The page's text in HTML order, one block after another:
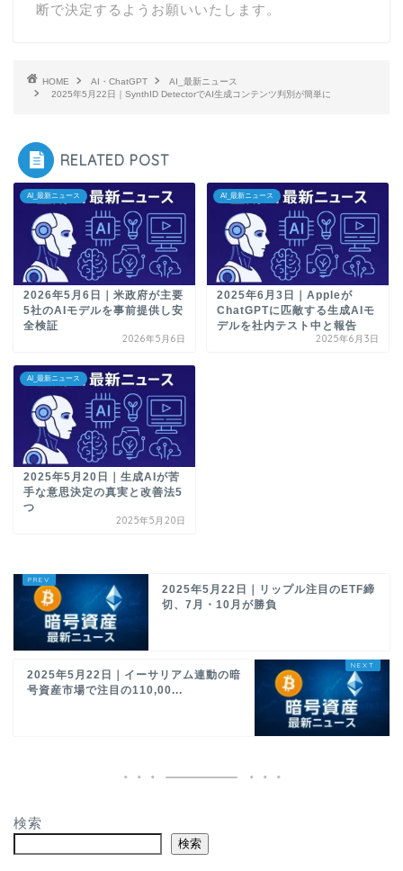
断で決定するようお願いいたします。
HOME AI・ChatGPT
AI_最新ニュース
2025年5月22日｜SynthID DetectorでAI生成コンテンツ判別が簡単に
RELATED POST
AI_最新ニュース
2026年5月6日｜米政府が主要
5社のAIモデルを事前提供し安
全検証
2026年5月6日
AI_最新ニュース
2025年6月3日｜Appleが
ChatGPTに匹敵する生成AIモ
デルを社内テスト中と報告
2025年6月3日
AI_最新ニュース
2025年5月20日｜生成AIが苦
手な意思決定の真実と改善法5
つ
2025年5月20日
2025年5月22日｜リップル注目のETF締
切、7月・10月が勝負
2025年5月22日｜イーサリアム連動の暗
号資産市場で注目の110,00...
検索
検索